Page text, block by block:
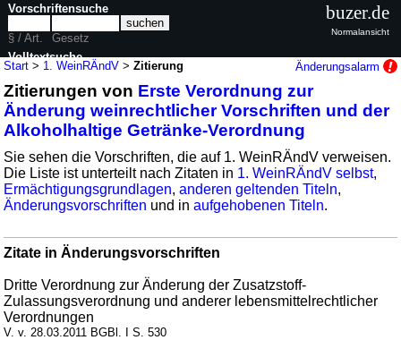
Start > 1. WeinRÄndV >Zitierung Änderungsalarm
Zitierungen von Erste Verordnung zur
Änderung weinrechtlicher Vorschriften und der
Alkoholhaltige Getränke-Verordnung
Sie sehen die Vorschriften, die auf 1. WeinRÄndV verweisen.
Die Liste ist unterteilt nach Zitaten in 1. WeinRÄndV selbst,
Ermächtigungsgrundlagen,anderen geltenden Titeln,
Änderungsvorschriften und inaufgehobenen Titeln.
Zitate in Änderungsvorschriften
Dritte Verordnung zur Änderung der Zusatzstoff-
Zulassungsverordnung und anderer lebensmittelrechtlicher
Verordnungen
V. v. 28.03.2011 BGBl. I S. 530
Vorschriftensuche
§ / Art.
Gesetz
Volltextsuche
nur in 1. WeinRÄndV
buzer.de
Normalansicht